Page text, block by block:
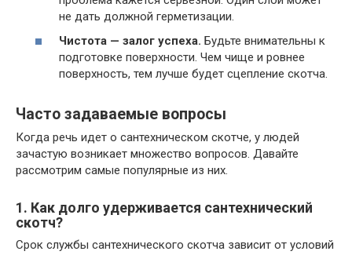
не дать должной герметизации.
Чистота — залог успеха. Будьте внимательны к
подготовке поверхности. Чем чище и ровнее
поверхность, тем лучше будет сцепление скотча.
Часто задаваемые вопросы
Когда речь идет о сантехническом скотче, у людей
зачастую возникает множество вопросов. Давайте
рассмотрим самые популярные из них.
1. Как долго удерживается сантехнический
скотч?
Срок службы сантехнического скотча зависит от условий